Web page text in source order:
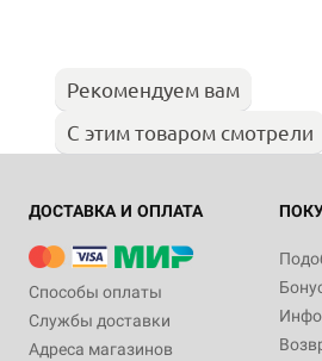
Рекомендуем вам
С этим товаром смотрели
ДОСТАВКА И ОПЛАТА
Способы оплаты
Службы доставки
Адреса магазинов